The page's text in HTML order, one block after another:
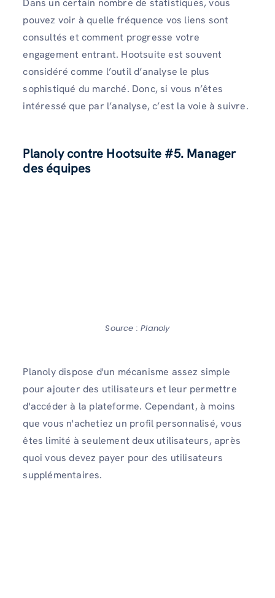
Dans un certain nombre de statistiques, vous
pouvez voir à quelle fréquence vos liens sont
consultés et comment progresse votre
engagement entrant. Hootsuite est souvent
considéré comme l’outil d’analyse le plus
sophistiqué du marché. Donc, si vous n’êtes
intéressé que par l’analyse, c’est la voie à suivre.
Planoly contre Hootsuite #5. Manager
des équipes
Source : Planoly
Planoly dispose d'un mécanisme assez simple
pour ajouter des utilisateurs et leur permettre
d'accéder à la plateforme. Cependant, à moins
que vous n'achetiez un profil personnalisé, vous
êtes limité à seulement deux utilisateurs, après
quoi vous devez payer pour des utilisateurs
supplémentaires.